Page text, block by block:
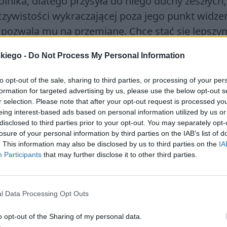
- Do Not Process My Personal Information
opt-out of the sale, sharing to third parties, or processing of your
for targeted advertising by us, please use the below opt-out
selection. Please note that after your opt-out request is processed
interest-based ads based on personal information utilized by us
to third parties prior to your opt-out. You may separately
of your personal information by third parties on the IAB’s list of
This information may also be disclosed by us to third parties on the
Participants that may further disclose it to other third parties.
Data Processing Opt Outs
opt-out of the Sharing of my personal data.
wykraczającej poza jego punkt
mu na przemianę. Chce stać się
Narodzenie widzi się z bratankiem i jego
w dobrodusznego i hojnego człowieka.
dynamicznego, który poprawia swoje
przyjaciela. Dopiero inna perspektywa i
działanie, pozwoliło mu na
obowiązujące w społeczeństwie zanikają,
można poznać najprawdziwsze oblicze
ciążyły mu i nigdy się z nimi nie zgadzał.
każdego człowieka jest instynkt
upaść moralnie lub wręcz
stać na straży własnych przekonań i